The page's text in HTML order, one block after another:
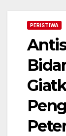
PERISTIWA